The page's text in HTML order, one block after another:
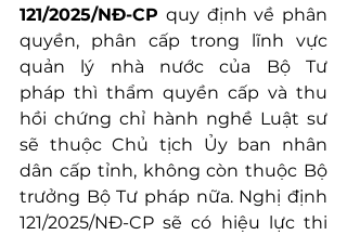
121/2025/NĐ-CP quy định về phân
quyền, phân cấp trong lĩnh vực
quản lý nhà nước của Bộ Tư
pháp thì thẩm quyền cấp và thu
hồi chứng chỉ hành nghề Luật sư
sẽ thuộc Chủ tịch Ủy ban nhân
dân cấp tỉnh, không còn thuộc Bộ
trưởng Bộ Tư pháp nữa. Nghị định
121/2025/NĐ-CP sẽ có hiệu lực thi